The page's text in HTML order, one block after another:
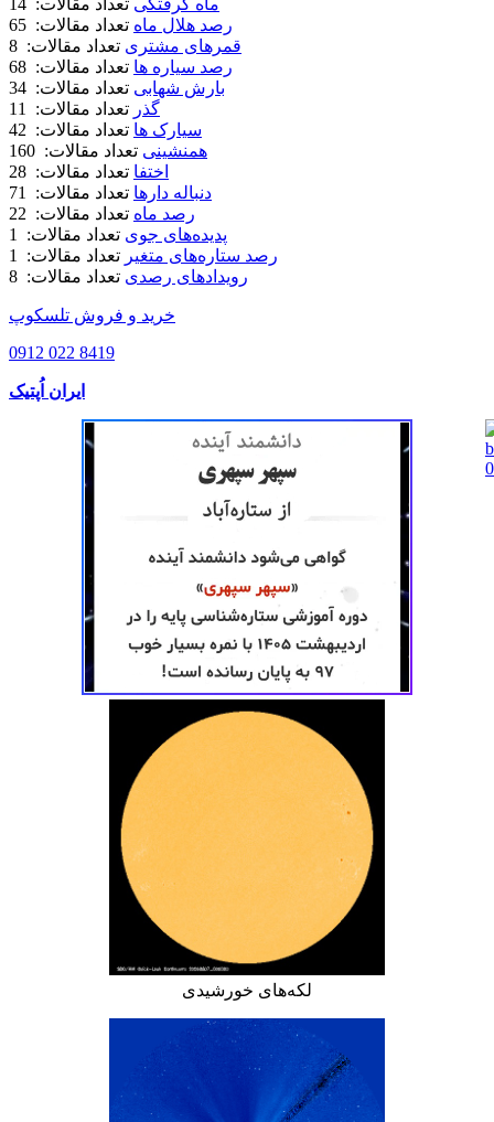
ماه گرفتگی تعداد مقالات: 14
رصد هلال ماه تعداد مقالات: 65
قمرهای مشتری تعداد مقالات: 8
رصد سیاره ها تعداد مقالات: 68
بارش شهابی تعداد مقالات: 34
گذر تعداد مقالات: 11
سیارک ها تعداد مقالات: 42
همنشینی تعداد مقالات: 160
اختفا تعداد مقالات: 28
دنباله دارها تعداد مقالات: 71
رصد ماه تعداد مقالات: 22
پدیده‌های جوی تعداد مقالات: 1
رصد ستاره‌های متغیر تعداد مقالات: 1
رویدادهای رصدی تعداد مقالات: 8
خرید و فروش تلسکوپ
0912 022 8419
ایران اُپتیک
لکه‌های خورشیدی